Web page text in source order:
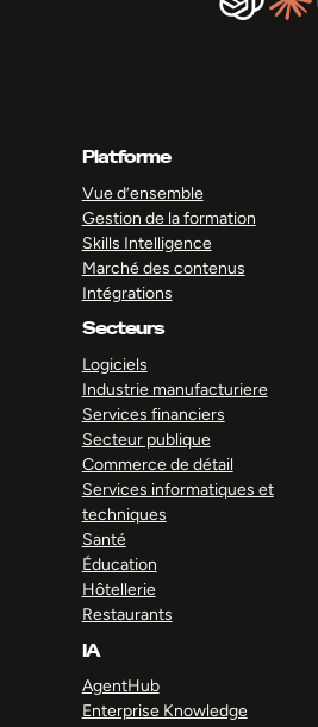
Platforme
Vue d’ensemble
Gestion de la formation
Skills Intelligence
Marché des contenus
Intégrations
Secteurs
Logiciels
Industrie manufacturiere
Services financiers
Secteur publique
Commerce de détail
Services informatiques et
techniques
Santé
Éducation
Hôtellerie
Restaurants
IA
AgentHub
Enterprise Knowledge